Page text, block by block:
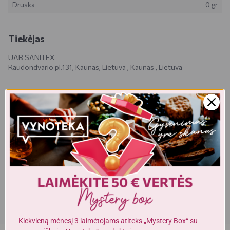
Druska 0 gr
Tiekėjas
UAB SANITEX
Raudondvario pl.131, Kaunas, Lietuva , Kaunas , Lietuva
Realios prekės išvaizda gali šiek tiek skirtis nuo esančios nuotraukoje.
Prekės, kurias gausite, gali būti kitokioje pakuotėje bei kitokios
išvaizdos ar formos. Informacija produkto aprašyme, kuri pateikiama
elektroninėje parduotuvėje, yra bendro pobūdžio, todėl nėra tapati
informacijai, nurodomai ant produkto pakuotės. Ant produkto
pakuotės nurodoma informacija yra išsamesnė ir gali šiek tiek skirtis
nuo informacijos, nurodomos elektroninėje parduotuvėje pateiktų
prekių aprašymuose. Visada rekomenduojame perskaityti ir
vadovautis informacija, esančia ant prekės pakuotės. Akcijinių prekių
kiekis yra ribotas.
Kiekvieną mėnesį 3 laimėtojams atiteks „Mystery Box“ su